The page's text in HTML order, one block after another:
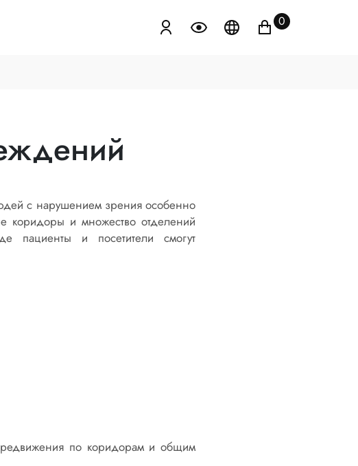
0
с нарушением зрения особенно
коридоры и множество отделений
пациенты и посетители смогут
по коридорам и общим